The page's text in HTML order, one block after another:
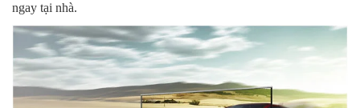
ngay tại nhà.